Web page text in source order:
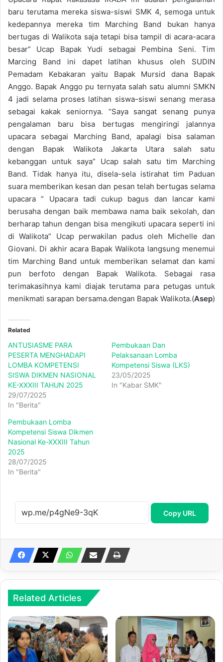
baru terutama mereka siswa-siswi SMK 4, semoga untuk
kedepannya mereka tim Marching Band bukan hanya
bertugas di Walikota saja tetapi bisa tampil di acara-acara
besar” Ucap Bapak Yudi sebagai Pembina Seni. Tim
Marcing Band ini dapet latihan khusus oleh SUDIN
Pemadam Kebakaran yaitu Bapak Mursid dana Bapak
Anggo. Bapak Anggo pu ternyata salah satu alumni SMKN
4 jadi selama proses latihan siswa-siswi senang merasa
sebagai kakak seniornya. “Saya sangat senang punya
pengalaman baru bisa bertugas mengiringi jalannya
upacara sebagai Marching Band, apalagi bisa salaman
dengan Bapak Walikota Jakarta Utara salah satu
kebanggan untuk saya” Ucap salah satu tim Marching
Band. Tidak hanya itu, disela-sela istirahat tim Paduan
suara memberikan kesan dan pesan telah bertugas selama
upacara “ Upacara tadi cukup bagus dan lancar kami
berusaha dengan baik membawa nama baik sekolah, dan
berharap tahun dengan bisa mengikuti upacara seperti ini
di Walikota” Ucap perwakilan padus oleh Michelle dan
Giovani. Di akhir acara Bapak Walikota langsung menemui
tim Marching Band untuk memberikan selamat dan kami
pun berfoto dengan Bapak Walikota. Sebagai rasa
terimakasihnya kami diajak terutama para petugas untuk
menikmati sarapan bersama.dengan Bapak Walikota.(Asep)
Related
ANTUSIASME PARA
PESERTA MENGHADAPI
LOMBA KOMPETENSI
SISWA DIKMEN NASIONAL
KE-XXXIII TAHUN 2025
29/07/2025
In "Berita"
Pembukaan Dan
Pelaksanaan Lomba
Kompetensi Siswa (LKS)
23/05/2025
In "Kabar SMK"
Pembukaan Lomba
Kompetensi Siswa Dikmen
Nasional Ke-XXXIII Tahun
2025
28/07/2025
In "Berita"
Copy URL
Related Articles